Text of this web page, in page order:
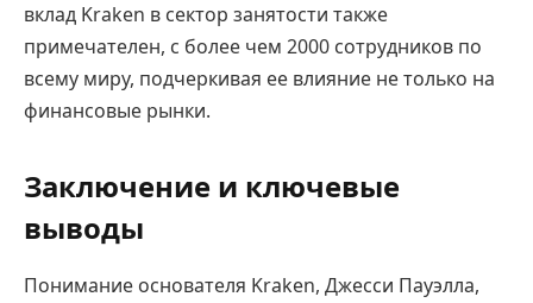
вклад Kraken в сектор занятости также
примечателен, с более чем 2000 сотрудников по
всему миру, подчеркивая ее влияние не только на
финансовые рынки.
Заключение и ключевые
выводы
Понимание основателя Kraken, Джесси Пауэлла,